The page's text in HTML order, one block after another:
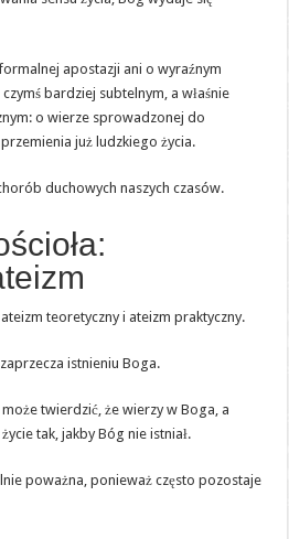
apostazji ani o wyraźnym
bardziej subtelnym, a właśnie
o wierze sprowadzonej do
już ludzkiego życia.
duchowych naszych czasów.
teoretyczny i ateizm praktyczny.
istnieniu Boga.
twierdzić, że wierzy w Boga, a
tak, jakby Bóg nie istniał.
poważna, ponieważ często pozostaje